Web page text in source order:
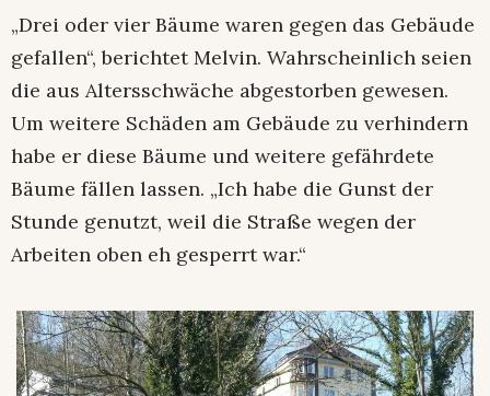
„Drei oder vier Bäume waren gegen das Gebäude
gefallen“, berichtet Melvin. Wahrscheinlich seien
die aus Altersschwäche abgestorben gewesen.
Um weitere Schäden am Gebäude zu verhindern
habe er diese Bäume und weitere gefährdete
Bäume fällen lassen. „Ich habe die Gunst der
Stunde genutzt, weil die Straße wegen der
Arbeiten oben eh gesperrt war.“